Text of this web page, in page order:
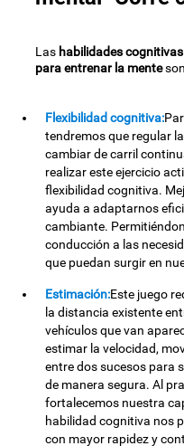
Las habilidades
para entrenar la mente
Flexibilidad cognitiva:
tendremos que regular
cambiar de carril
realizar este ejercicio
flexibilidad cognitiva.
ayuda a adaptarnos
cambiante.
conducción a las
que puedan surgir en
Estimación:Este juego
la distancia existente
vehículos que van
estimar la velocidad,
entre dos sucesos para
de manera segura. Al
fortalecemos nuestra
habilidad cognitiva nos
con mayor rapidez y